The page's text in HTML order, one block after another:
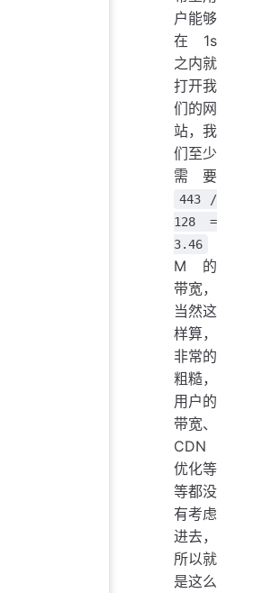
户能够
在 1s
之内就
打开我
们的网
站，我
们至少
需要
443 /
128 =
3.46
M 的
带宽，
当然这
样算，
非常的
粗糙，
用户的
带宽、
CDN
优化等
等都没
有考虑
进去，
所以就
是这么